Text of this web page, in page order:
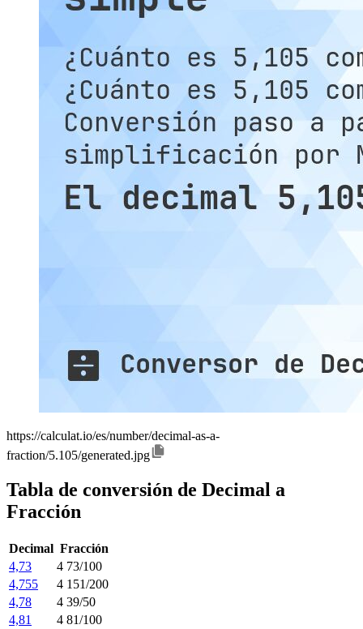
https://calculat.io/es/number/decimal-as-a-
fraction/5.105/generated.jpg
Tabla de conversión de Decimal a
Fracción
Decimal Fracción
4,73
4 73/100
4,755
4 151/200
4,78
4 39/50
4,81
4 81/100